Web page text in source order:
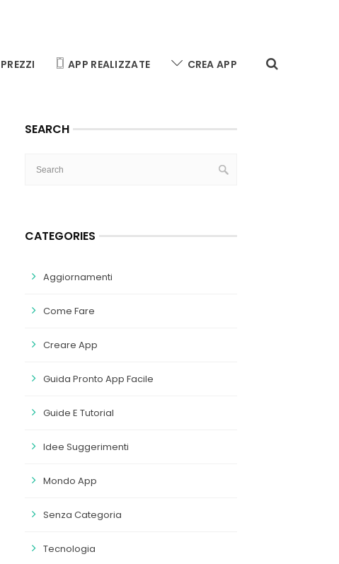
PREZZI APP REALIZZATE CREA APP
SEARCH
CATEGORIES
Aggiornamenti
Come Fare
Creare App
Guida Pronto App Facile
Guide E Tutorial
Idee Suggerimenti
Mondo App
Senza Categoria
Tecnologia